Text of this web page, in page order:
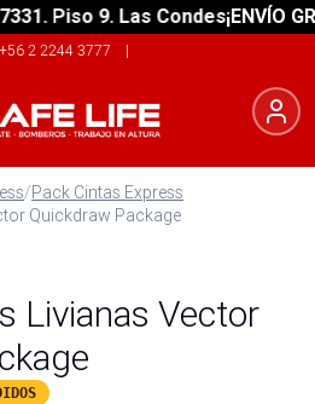
Piso 9. Las Condes¡ENVÍO
+56 2 2244 3777 |
/Pack Cintas Express
Quickdraw Package
Livianas Vector